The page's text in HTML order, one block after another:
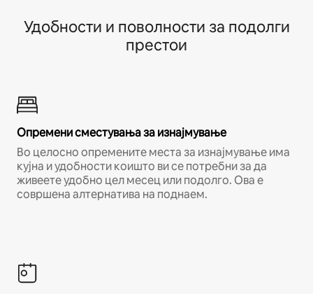
Удобности и поволности за подолги
престои
Опремени сместувања за изнајмување
Во целосно опремените места за изнајмување има
кујна и удобности коишто ви се потребни за да
живеете удобно цел месец или подолго. Ова е
совршена алтернатива на поднаем.